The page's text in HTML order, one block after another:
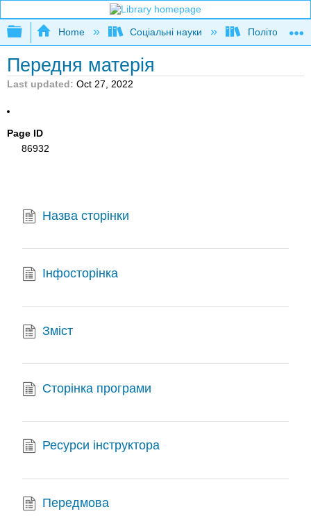
Expand/collapse global hierarchy
Home Соціальні науки Політологія
Передня матерія
Last updated Oct 27, 2022
Page ID
86932
Назва сторінки
Інфосторінка
Зміст
Сторінка програми
Ресурси інструктора
Передмова